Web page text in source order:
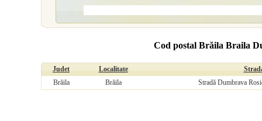
Cod postal Brăila Braila
Judet Localitate
Brăila
Brăila Stradă Dumbrava